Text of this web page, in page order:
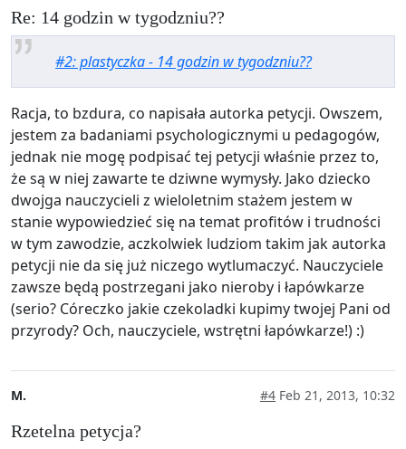
Re: 14 godzin w tygodzniu??
#2: plastyczka - 14 godzin w tygodzniu??
Racja, to bzdura, co napisała autorka petycji. Owszem,
jestem za badaniami psychologicznymi u pedagogów,
jednak nie mogę podpisać tej petycji właśnie przez to,
że są w niej zawarte te dziwne wymysły. Jako dziecko
dwojga nauczycieli z wieloletnim stażem jestem w
stanie wypowiedzieć się na temat profitów i trudności
w tym zawodzie, aczkolwiek ludziom takim jak autorka
petycji nie da się już niczego wytlumaczyć. Nauczyciele
zawsze będą postrzegani jako nieroby i łapówkarze
(serio? Córeczko jakie czekoladki kupimy twojej Pani od
przyrody? Och, nauczyciele, wstrętni łapówkarze!) :)
M. #4 Feb 21, 2013, 10:32
Rzetelna petycja?